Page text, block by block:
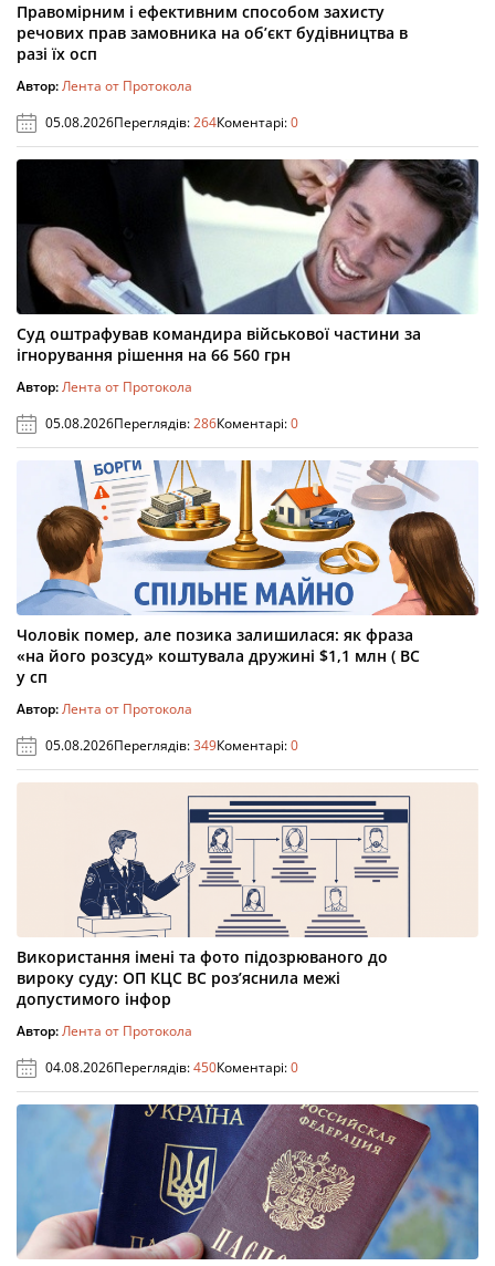
Правомірним і ефективним способом захисту
речових прав замовника на об’єкт будівництва в
разі їх осп
Автор:Лента от Протокола
05.08.2026Переглядів:264Коментарі:0
Суд оштрафував командира військової частини за
ігнорування рішення на 66 560 грн
Автор:Лента от Протокола
05.08.2026Переглядів:286Коментарі:0
Чоловік помер, але позика залишилася: як фраза
«на його розсуд» коштувала дружині $1,1 млн ( ВС
у сп
Автор:Лента от Протокола
05.08.2026Переглядів:349Коментарі:0
Використання імені та фото підозрюваного до
вироку суду: ОП КЦС ВС роз’яснила межі
допустимого інфор
Автор:Лента от Протокола
04.08.2026Переглядів:450Коментарі:0